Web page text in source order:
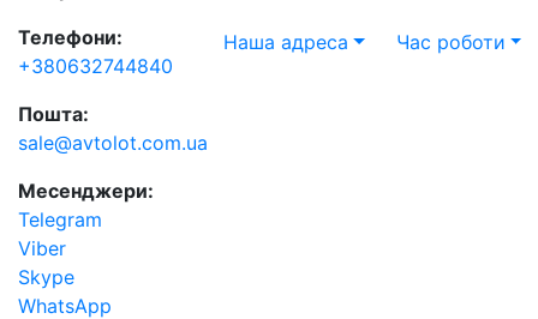
Телефони:
+380632744840
Пошта:
sale@avtolot.com.ua
Месенджери:
Telegram
Viber
Skype
WhatsApp
Наша адреса Час роботи